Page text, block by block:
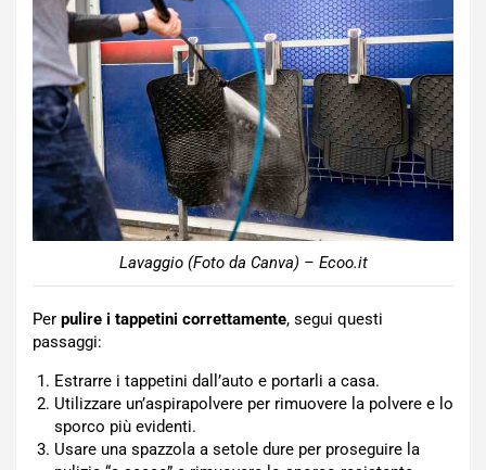
Lavaggio (Foto da Canva) – Ecoo.it
Per pulire i tappetini correttamente, segui questi
passaggi:
Estrarre i tappetini dall’auto e portarli a casa.
Utilizzare un’aspirapolvere per rimuovere la polvere e lo
sporco più evidenti.
Usare una spazzola a setole dure per proseguire la